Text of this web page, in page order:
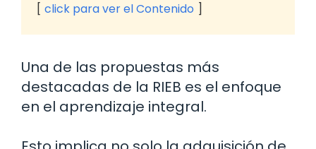
click para ver el Contenido
Una de las propuestas más
destacadas de la RIEB es el enfoque
en el aprendizaje integral.